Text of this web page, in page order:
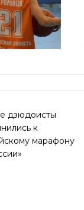
дзюдоисты
к
марафону